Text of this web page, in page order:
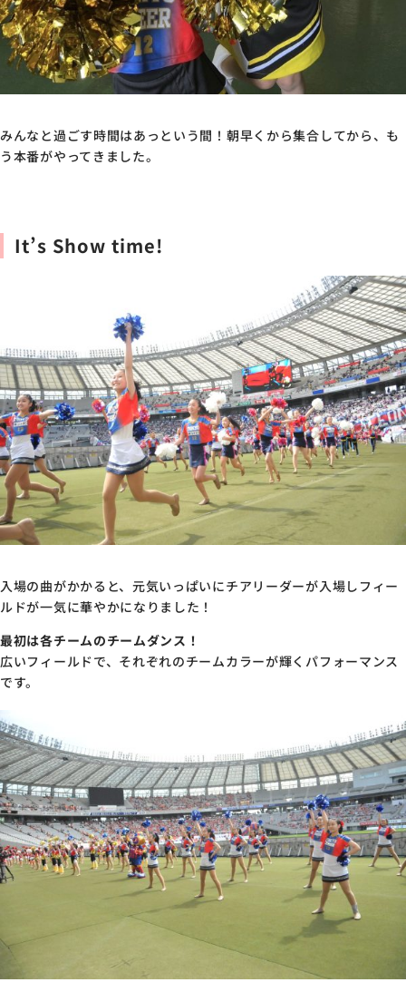
みんなと過ごす時間はあっという間！朝早くから集合してから、も
う本番がやってきました。
It’s Show time!
入場の曲がかかると、元気いっぱいにチアリーダーが入場しフィー
ルドが一気に華やかになりました！
最初は各チームのチームダンス！
広いフィールドで、それぞれのチームカラーが輝くパフォーマンス
です。